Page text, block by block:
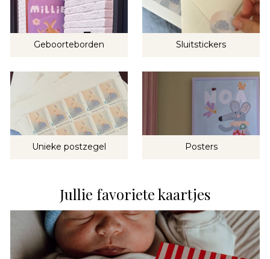
Geboorteborden Sluitstickers
Unieke postzegel Posters
Jullie favoriete kaartjes